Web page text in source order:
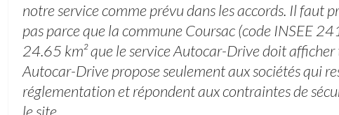
notre service comme prévu dans les accords. Il faut
pas parce que la commune Coursac (code INSEE
24.65 km² que le service Autocar-Drive doit
Autocar-Drive propose seulement aux sociétés qui
réglementation et répondent aux contraintes de
le site.